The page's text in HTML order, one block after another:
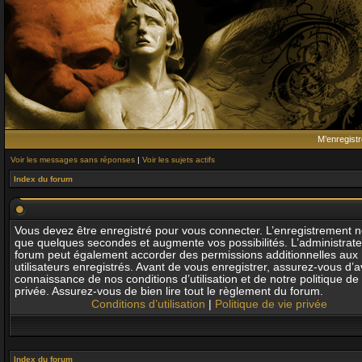
Voir les messages sans réponses | Voir les sujets actifs
Index du forum
Vous devez être enregistré pour vous connecter. L’enregistrement
que quelques secondes et augmente vos possibilités.
forum peut également accorder des permissions additionnelles aux
utilisateurs enregistrés. Avant de vous enregistrer, assurez-vous
connaissance de nos conditions d’utilisation et de notre politique de
privée. Assurez-vous de bien lire tout le règlement du forum.
Conditions d’utilisation
Politique de vie privée
Index du forum